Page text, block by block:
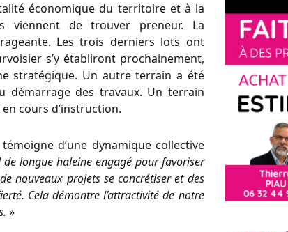
économique du territoire et à la
viennent de trouver preneur. La
Les trois derniers lots ont
s’y établiront prochainement,
stratégique. Un autre terrain a été
démarrage des travaux. Un terrain
cours d’instruction.
d’une dynamique collective
longue haleine engagé pour favoriser
nouveaux projets se concrétiser et des
Cela démontre l’attractivité de notre
»